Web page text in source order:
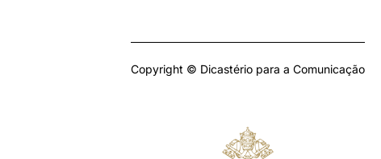
Copyright © Dicastério para a Comunicação